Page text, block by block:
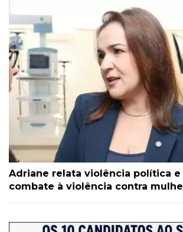
Adriane relata violência política
combate à violência contra